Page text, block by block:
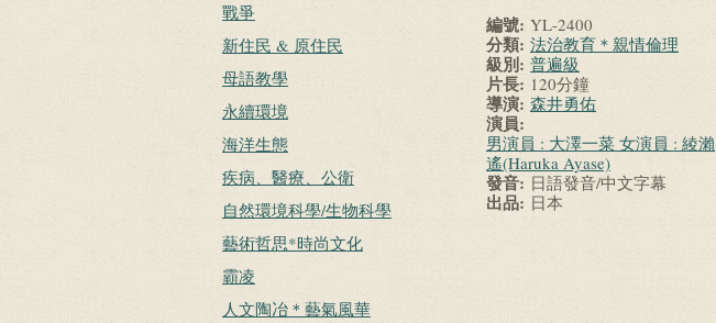
戰爭
新住民 & 原住民
母語教學
永續環境
海洋生態
疾病、醫療、公衛
自然環境科學/生物科學
藝術哲思*時尚文化
霸凌
人文陶冶＊藝氣風華
編號: YL-2400
分類: 法治教育＊親情倫理
級別: 普遍級
片長: 120分鐘
導演: 森井勇佑
演員:
男演員 : 大澤一菜 女演員 : 綾瀨
遙(Haruka Ayase)
發音: 日語發音/中文字幕
出品: 日本